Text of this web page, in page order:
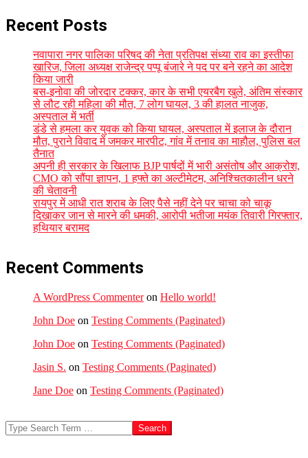
Recent Posts
नवापारा नगर पालिका परिषद की नेता प्रतिपक्ष संध्या राव का इस्तीफा
खारिज, जिला अध्यक्ष राजेन्द्र पप्पू बंजारे ने पद पर बने रहने का आदेश
किया जारी
बस-इनोवा की जोरदार टक्कर, कार के सभी एयरबैग खुले, अंतिम संस्कार
से लौट रही महिला की मौत, 7 लोग घायल, 3 की हालत नाजुक,
अस्पताल में भर्ती
डंडे से हमला कर युवक को किया घायल, अस्पताल में इलाज के दौरान
मौत, पुराने विवाद में जमकर मारपीट, गांव में तनाव का माहौल, पुलिस बल
तैनात
अपनी ही सरकार के खिलाफ BJP पार्षदों में भारी असंतोष और आक्रोश,
CMO को सौंपा ज्ञापन, 1 हफ्ते का अल्टीमेटम, अनिश्चितकालीन धरने
की चेतावनी
रायपुर में आधी रात शराब के लिए पैसे नहीं देने पर चाचा को चाकू
दिखाकर जान से मारने की धमकी, आरोपी भतीजा मयंक तिवारी गिरफ्तार,
हथियार बरामद
Recent Comments
A WordPress Commenteron Hello world!
John Doe on Testing Comments (Paginated)
John Doe on Testing Comments (Paginated)
Jasin S. on Testing Comments (Paginated)
Jane Doe on Testing Comments (Paginated)
Search